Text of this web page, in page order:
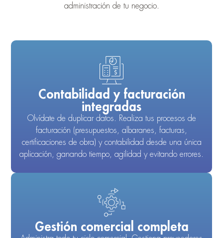
administración de tu negocio.
Contabilidad y facturación
integradas
Olvídate de duplicar datos. Realiza tus procesos de
facturación (presupuestos, albaranes, facturas,
certificaciones de obra) y contabilidad desde una única
aplicación, ganando tiempo, agilidad y evitando errores.
Gestión comercial completa